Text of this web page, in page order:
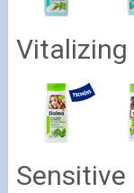
Vitalizing
Sensitive